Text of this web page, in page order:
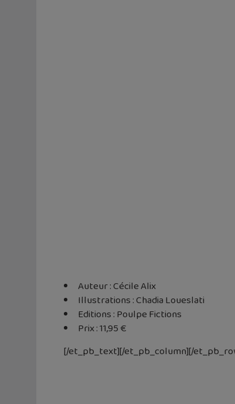
Auteur : Cécile Alix
Illustrations : Chadia Loueslati
Editions : Poulpe Fictions
Prix : 11,95 €
[/et_pb_text][/et_pb_column][/